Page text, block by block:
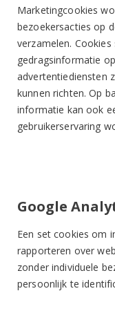
gallerij
gallerij
Marketingcookies
bezoekersacties op
verzamelen.
gedragsinformatie
advertentiediensten
kunnen richten. Op
informatie kan ook
gebruikerservaring
Google
Een set cookies om
rapporteren over
zonder individuele
persoonlijk te